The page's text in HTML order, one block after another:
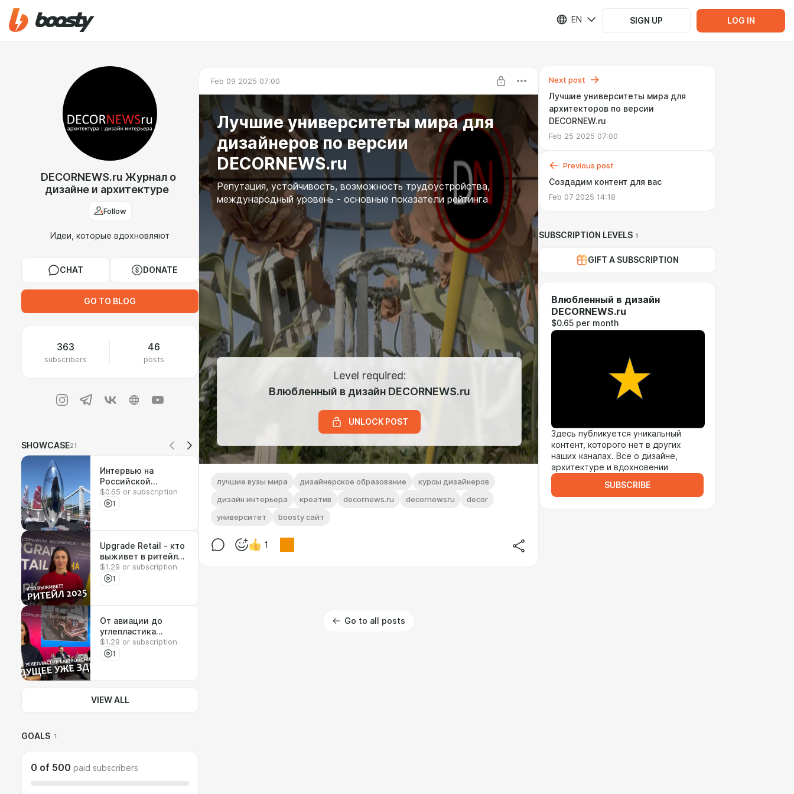
EN SIGN UP LOG IN
DECORNEWS.ru Журнал о
дизайне и архитектуре
Follow
Идеи, которые вдохновляют
CHAT DONATE
GO TO BLOG
363
subscribers
46
posts
SHOWCASE21
Интервью на
Российской
креативной неделе
$0.65 or subscription
1
Upgrade Retail - кто
выживет в ритейле?
DECORNEWS.ru
$1.29 or subscription
1
От авиации до
углепластика
Lamborghini —
обзор главных
$1.29 or subscription
1
VIEW ALL
GOALS 1
0 of 500 paid subscribers
Feb 09 2025 07:00
Лучшие университеты мира для
дизайнеров по версии
DECORNEWS.ru
Репутация, устойчивость, возможность трудоустройства,
международный уровень - основные показатели рейтинга
Level required:
Влюбленный в дизайн DECORNEWS.ru
UNLOCK POST
лучшие вузы мира дизайнерское образование
курсы дизайнеров
дизайн интерьера
креатив decornews.ru decornewsru
decor
университет
boosty сайт
1
Go to all posts
Next post
Лучшие университеты мира для
архитекторов по версии
DECORNEW.ru
Feb 25 2025 07:00
Previous post
Создадим контент для вас
Feb 07 2025 14:18
SUBSCRIPTION LEVELS 1
GIFT A SUBSCRIPTION
Влюбленный в дизайн
DECORNEWS.ru
$0.65 per month
Здесь публикуется уникальный
контент, которого нет в других
наших каналах. Все о дизайне,
архитектуре и вдохновении
SUBSCRIBE